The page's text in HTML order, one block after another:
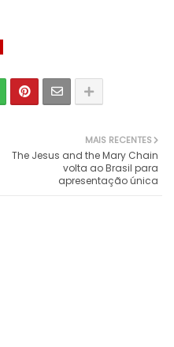
MAIS RECENTES
The Jesus and the Mary Chain
volta ao Brasil para
apresentação única